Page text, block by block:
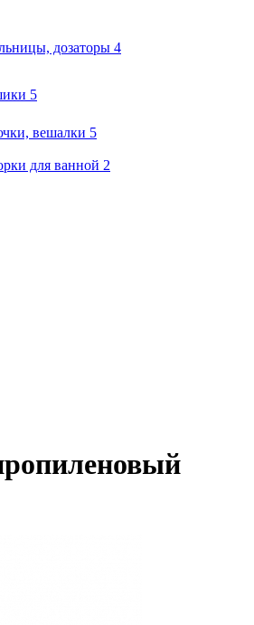
дозаторы 4
5
вешалки 5
для ванной 2